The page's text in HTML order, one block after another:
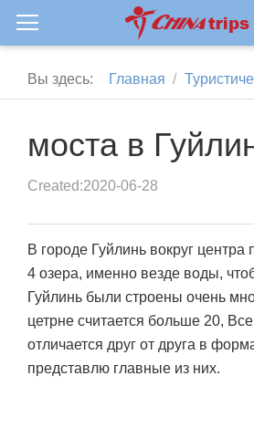
Вы здесь: Главная
моста в
Created:2020-06-28
В городе Гуйлинь вокруг центра
4 озера, именно везде воды,
Гуйлинь были строены очень
цетрне считается больше 20,
отличается друг от друга в
представлю главные из них.